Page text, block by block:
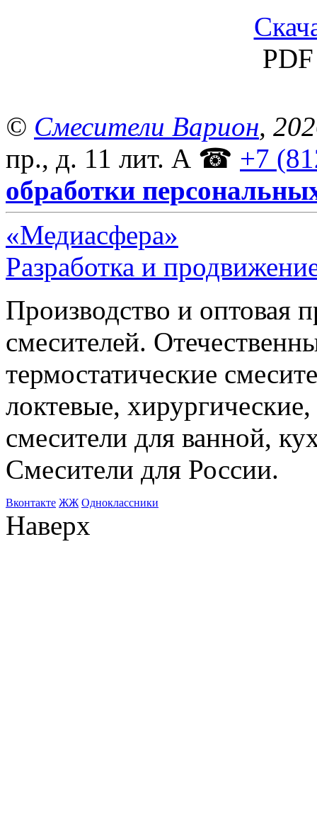
© Смесители Варион,
пр., д. 11 лит. А ☎ +7
обработки
«Медиасфера»
Разработка и
Производство и оптовая
смесителей.
термостатические
локтевые,
смесители для ванной,
Смесители для России.
Bконтакте ЖЖ Одноклассники
Наверх